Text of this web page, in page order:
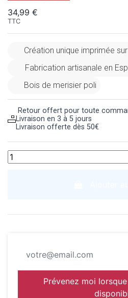
34,99 €
TTC
Création unique imprimée
Fabrication artisanale en
Bois de merisier poli
Retour offert pour toute
Livraison en 3 à 5 jours
Livraison offerte dès 50€
Prévenez moi